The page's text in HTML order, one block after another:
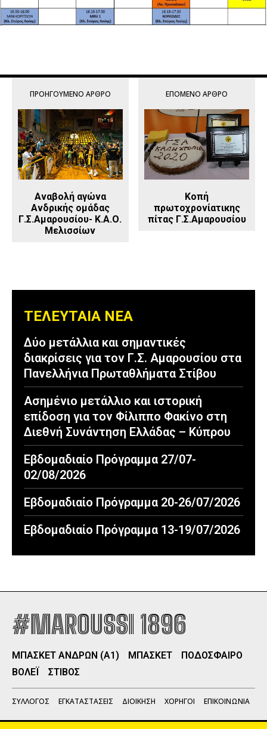
ΠΡΟΗΓΟΎΜΕΝΟ ΆΡΘΡΟ
Αναβολή αγώνα
Ανδρικής ομάδας
Γ.Σ.Αμαρουσίου- Κ.Α.Ο.
Μελισσίων
ΕΠΌΜΕΝΟ ΆΡΘΡΟ
Κοπή
πρωτοχρονίατικης
πίτας Γ.Σ.Αμαρουσίου
ΤΕΛΕΥΤΑΙΑ ΝΕΑ
Δύο μετάλλια και σημαντικές
διακρίσεις για τον Γ.Σ. Αμαρουσίου στα
Πανελλήνια Πρωταθλήματα Στίβου
Ασημένιο μετάλλιο και ιστορική
επίδοση για τον Φίλιππο Φακίνο στη
Διεθνή Συνάντηση Ελλάδας – Κύπρου
Εβδομαδιαίο Πρόγραμμα 27/07-
02/08/2026
Εβδομαδιαίο Πρόγραμμα 20-26/07/2026
Εβδομαδιαίο Πρόγραμμα 13-19/07/2026
#MAROUSSI 1896
ΜΠΑΣΚΕΤ ΑΝΔΡΩΝ (Α1) ΜΠΑΣΚΕΤ
ΠΟΔΟΣΦΑΙΡΟ
ΒΟΛΕΪ
ΣΤΙΒΟΣ
ΣΥΛΛΟΓΟΣ ΕΓΚΑΤΑΣΤΑΣΕΙΣ ΔΙΟΙΚΗΣΗ ΧΟΡΗΓΟΙ ΕΠΙΚΟΙΝΩΝΙΑ